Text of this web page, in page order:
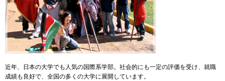
近年、日本の大学でも人気の国際系学部。社会的にも一定の評価を受け、就職
成績も良好で、全国の多くの大学に展開しています。